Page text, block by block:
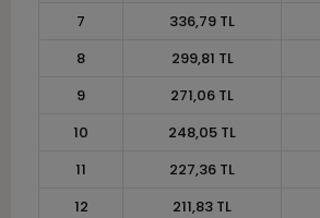
7
336,79 TL
8
299,81 TL
9
271,06 TL
10
248,05 TL
11
227,36 TL
12
211,83 TL